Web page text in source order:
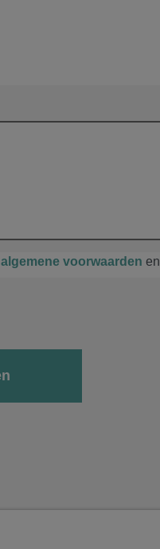
algemene voorwaarden en